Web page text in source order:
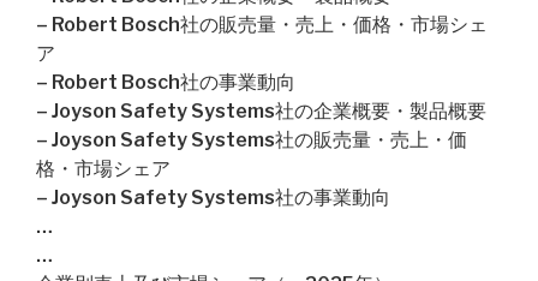
– Robert Bosch社の販売量・売上・価格・市場シェ
ア
– Robert Bosch社の事業動向
– Joyson Safety Systems社の企業概要・製品概要
– Joyson Safety Systems社の販売量・売上・価
格・市場シェア
– Joyson Safety Systems社の事業動向
…
…